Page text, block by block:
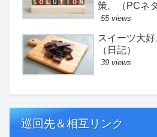
策。（PCネタ
55 views
スイーツ大好
（日記）
39 views
巡回先＆相互リンク